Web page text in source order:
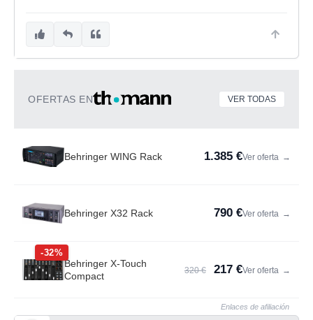
OFERTAS EN VER TODAS
Behringer WING Rack 1.385 €Ver oferta →
Behringer X32 Rack 790 €Ver oferta →
-32%
Behringer X-Touch
Compact
320 € 217 €Ver oferta →
Enlaces de afiliación